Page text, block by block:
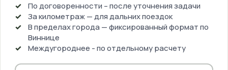
По договоренности – после уточнения задачи
За километраж — для дальних поездок
В пределах города — фиксированный формат по
Виннице
Междугороднее - по отдельному расчету